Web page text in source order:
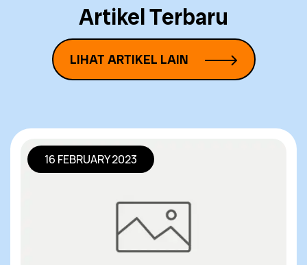
Artikel Terbaru
LIHAT ARTIKEL LAIN
16 FEBRUARY 2023